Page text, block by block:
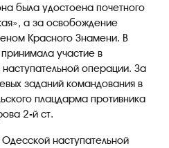
была удостоена почетного
а за освобождение
Красного Знамени. В
участие в
операции. За
заданий командования в
плацдарма противника
2-й ст.
Одесской наступательной